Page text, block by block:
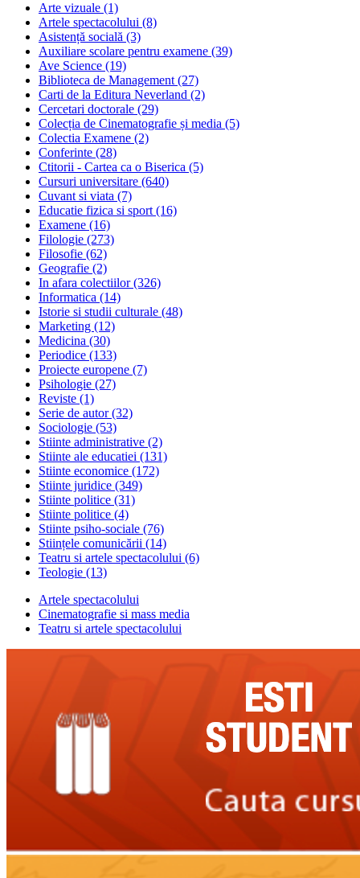
Arte vizuale (1)
Artele spectacolului (8)
Asistență socială (3)
Auxiliare scolare pentru examene (39)
Ave Science (19)
Biblioteca de Management (27)
Carti de la Editura Neverland (2)
Cercetari doctorale (29)
Colecția de Cinematografie și media (5)
Colectia Examene (2)
Conferinte (28)
Ctitorii - Cartea ca o Biserica (5)
Cursuri universitare (640)
Cuvant si viata (7)
Educatie fizica si sport (16)
Examene (16)
Filologie (273)
Filosofie (62)
Geografie (2)
In afara colectiilor(326)
Informatica (14)
Istorie si studii culturale (48)
Marketing (12)
Medicina (30)
Periodice (133)
Proiecte europene (7)
Psihologie (27)
Reviste (1)
Serie de autor(32)
Sociologie (53)
Stiinte administrative (2)
Stiinte ale educatiei (131)
Stiinte economice (172)
Stiinte juridice (349)
Stiinte politice (31)
Stiinte politice (4)
Stiinte psiho-sociale (76)
Stiințele comunicării (14)
Teatru si artele spectacolului (6)
Teologie (13)
Artele spectacolului
Cinematografie si mass media
Teatru si artele spectacolului